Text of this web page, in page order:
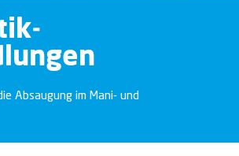
Absaugung im Mani- und